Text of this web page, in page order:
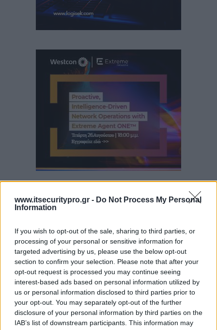
www.itsecuritypro.gr - Do Not Process My Personal
Information
If you wish to opt-out of the sale, sharing to third parties, or
processing of your personal or sensitive information for
targeted advertising by us, please use the below opt-out
section to confirm your selection. Please note that after your
opt-out request is processed you may continue seeing
interest-based ads based on personal information utilized by
us or personal information disclosed to third parties prior to
your opt-out. You may separately opt-out of the further
disclosure of your personal information by third parties on the
IAB’s list of downstream participants. This information may